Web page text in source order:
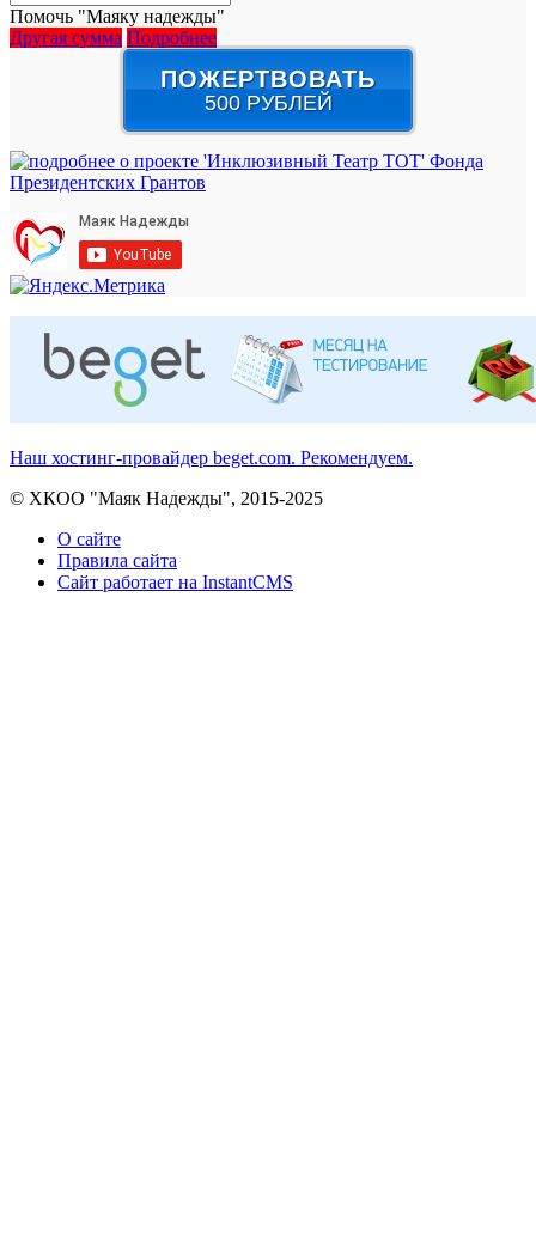
Помочь "Маяку надежды"
Другая сумма Подробнее
ПОЖЕРТВОВАТЬ
500 РУБЛЕЙ
Наш хостинг-провайдер beget.com. Рекомендуем.
© ХКОО "Маяк Надежды", 2015-2025
О сайте
Правила сайта
Сайт работает на InstantCMS